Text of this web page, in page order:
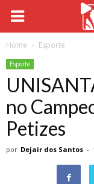
Home Esporte
Esporte
no
Petizes
por Dejair dos Santos -